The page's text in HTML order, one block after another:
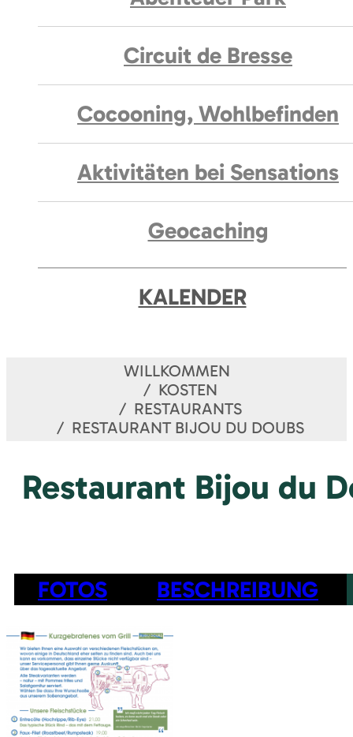
Circuit de Bresse
Cocooning, Wohlbefinden
Aktivitäten bei Sensations
Geocaching
KALENDER
WILLKOMMEN
KOSTEN
RESTAURANTS
RESTAURANT BIJOU DU DOUBS
Restaurant Bijou du
FOTOS BESCHREIBUNG